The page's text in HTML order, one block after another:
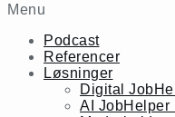
Menu
Podcast
Referencer
Løsninger
Digital
AI JobHelper